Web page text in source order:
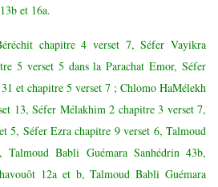
et 16a.
chapitre 4 verset 7, Séfer Vayikra
5 verset 5 dans la Parachat Emor, Séfer
et chapitre 5 verset 7 ; Chlomo HaMélekh
13, Séfer Mélakhim 2 chapitre 3 verset 7,
5, Séfer Ezra chapitre 9 verset 6, Talmoud
Babli Guémara Sanhédrin 43b,
12a et b, Talmoud Babli Guémara